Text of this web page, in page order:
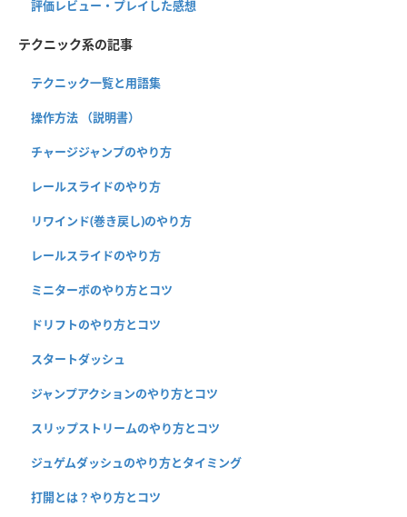
評価レビュー・プレイした感想
テクニック系の記事
テクニック一覧と用語集
操作方法 （説明書）
チャージジャンプのやり方
レールスライドのやり方
リワインド(巻き戻し)のやり方
レールスライドのやり方
ミニターボのやり方とコツ
ドリフトのやり方とコツ
スタートダッシュ
ジャンプアクションのやり方とコツ
スリップストリームのやり方とコツ
ジュゲムダッシュのやり方とタイミング
打開とは？やり方とコツ